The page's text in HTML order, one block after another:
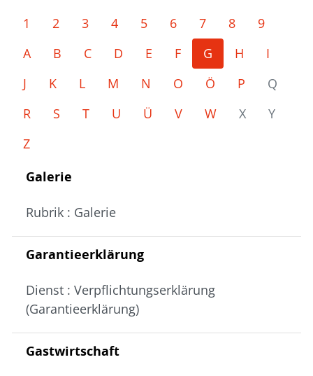
1 2 3 4 5 6 7 8
9
A
B C D E F G H
I
J
K L M N O Ö P
Q
R
S T U Ü V W X
Y
Z
Galerie
Rubrik : Galerie
Garantieerklärung
Dienst : Verpflichtungserklärung
(Garantieerklärung)
Gastwirtschaft